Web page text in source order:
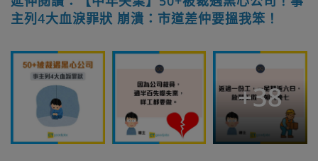
主列4大血淚罪狀 崩潰：市道差仲要搵我笨！
+38